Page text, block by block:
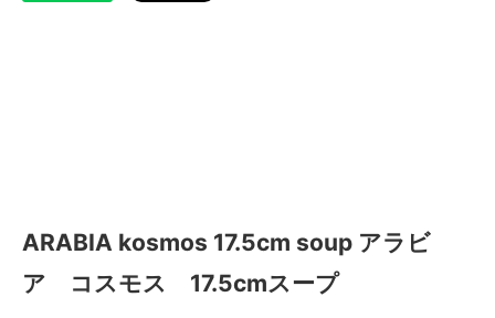
ARABIA kosmos 17.5cm soup アラビ
ア コスモス 17.5cmスープ